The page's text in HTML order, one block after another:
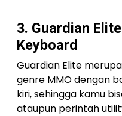
3. Guardian
Keyboard
Guardian Elite
genre MMO dengan
kiri, sehingga kamu
ataupun perintah